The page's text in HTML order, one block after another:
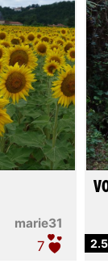
marie31
7